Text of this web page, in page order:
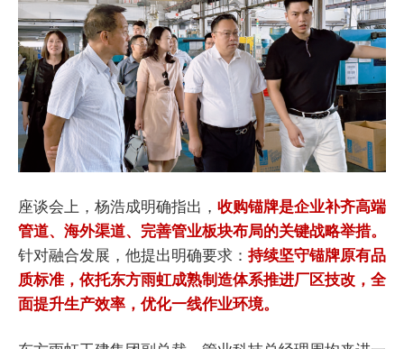
座谈会上，杨浩成明确指出， 收购锚牌是企业补齐高端
管道、海外渠道、完善管业板块布局的关键战略举措。
针对融合发展，他提出明确要求： 持续坚守锚牌原有品
质标准，依托东方雨虹成熟制造体系推进厂区技改，全
面提升生产效率，优化一线作业环境。